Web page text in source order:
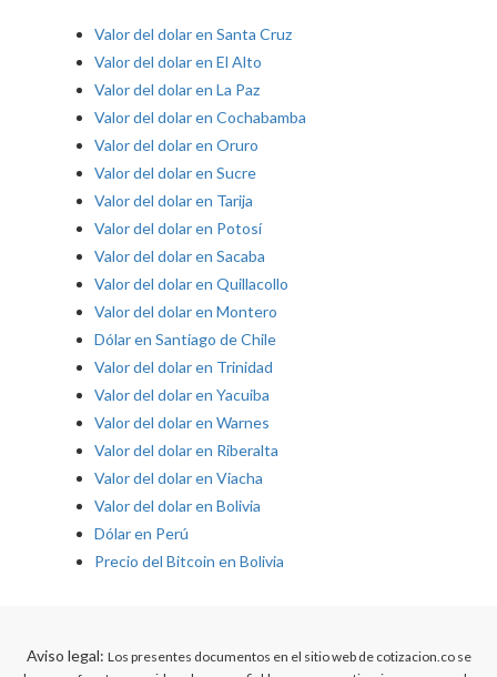
Valor del dolar en Santa Cruz
Valor del dolar en El Alto
Valor del dolar en La Paz
Valor del dolar en Cochabamba
Valor del dolar en Oruro
Valor del dolar en Sucre
Valor del dolar en Tarija
Valor del dolar en Potosí
Valor del dolar en Sacaba
Valor del dolar en Quillacollo
Valor del dolar en Montero
Dólar en Santiago de Chile
Valor del dolar en Trinidad
Valor del dolar en Yacuiba
Valor del dolar en Warnes
Valor del dolar en Riberalta
Valor del dolar en Viacha
Valor del dolar en Bolivia
Dólar en Perú
Precio del Bitcoin en Bolivia
Aviso legal: Los presentes documentos en el sitio web de cotizacion.co se